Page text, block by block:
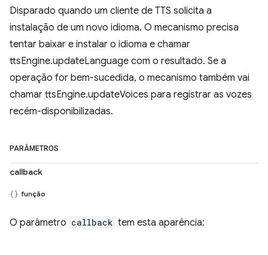
Disparado quando um cliente de TTS solicita a
instalação de um novo idioma. O mecanismo precisa
tentar baixar e instalar o idioma e chamar
ttsEngine.updateLanguage com o resultado. Se a
operação for bem-sucedida, o mecanismo também vai
chamar ttsEngine.updateVoices para registrar as vozes
recém-disponibilizadas.
PARÂMETROS
callback
função
O parâmetro callback tem esta aparência: